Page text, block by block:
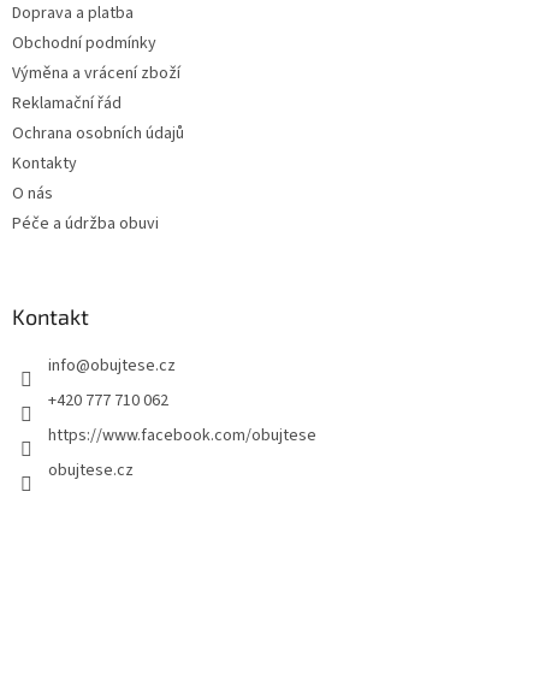
Doprava a platba
Obchodní podmínky
Výměna a vrácení zboží
Reklamační řád
Ochrana osobních údajů
Kontakty
O nás
Péče a údržba obuvi
Kontakt
info@obujtese.cz
+420 777 710 062
https://www.facebook.com/obujtese
obujtese.cz